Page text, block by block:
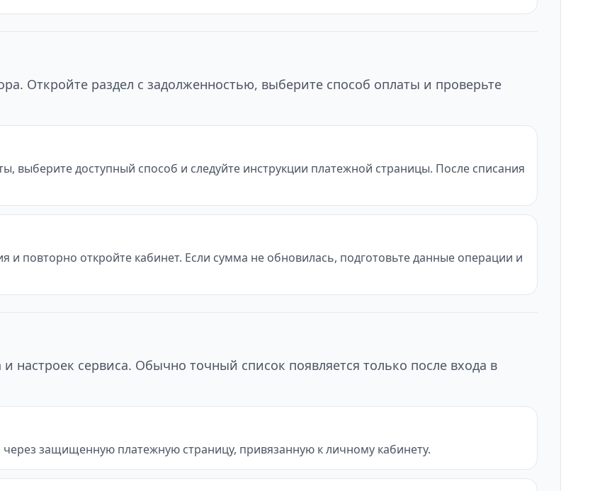
Откройте раздел с задолженностью, выберите способ оплаты и проверьте
выберите доступный способ и следуйте инструкции платежной страницы. После списания
и повторно откройте кабинет. Если сумма не обновилась, подготовьте данные операции и
настроек сервиса. Обычно точный список появляется только после входа в
защищенную платежную страницу, привязанную к личному кабинету.